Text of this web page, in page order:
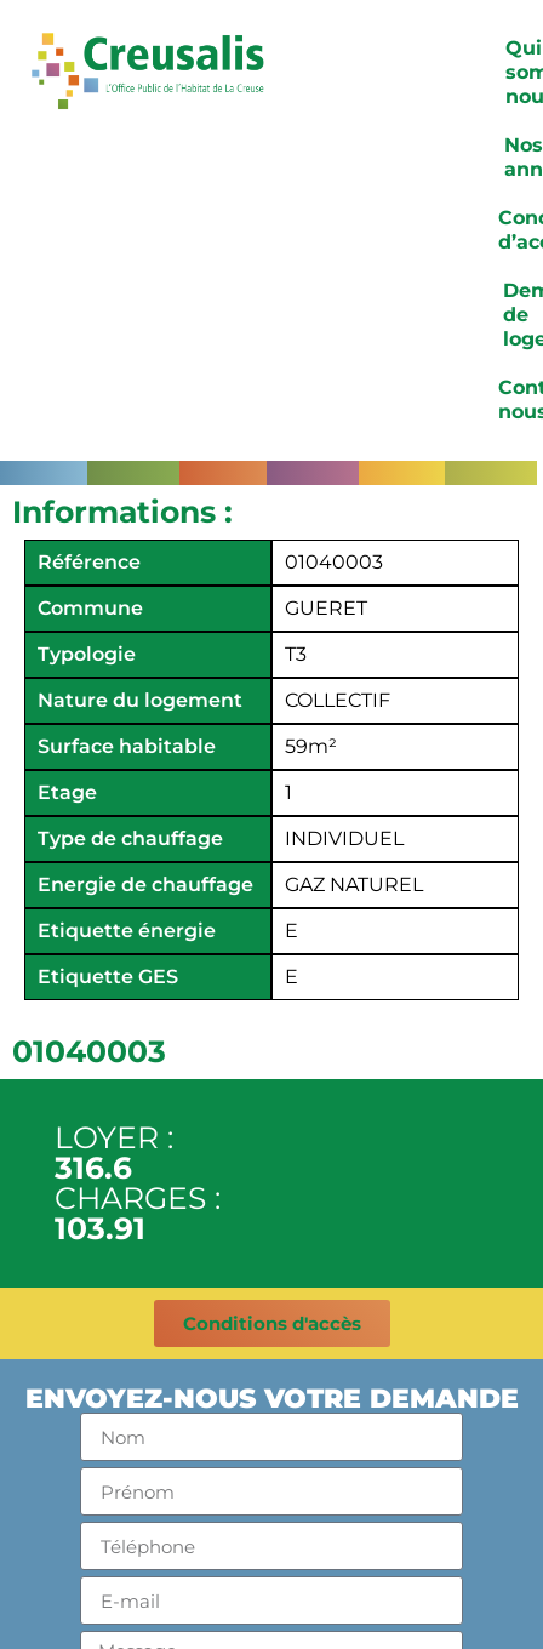
Qui
Nos
de
Informations :
Référence
01040003
Commune
GUERET
Typologie
T3
Nature du logement
COLLECTIF
Surface habitable
59m²
Etage
1
Type de chauffage
INDIVIDUEL
Energie de chauffage
GAZ NATUREL
Etiquette énergie
E
Etiquette GES
E
01040003
LOYER :
316.6
CHARGES :
103.91
Conditions d'accès
ENVOYEZ-NOUS VOTRE DEMANDE